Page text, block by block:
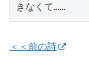
きなくて……
＜＜前の詩